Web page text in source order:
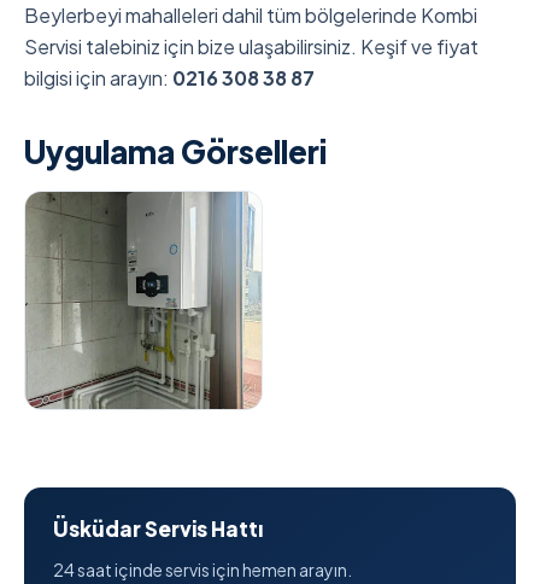
Beylerbeyi mahalleleri dahil tüm bölgelerinde Kombi
Servisi talebiniz için bize ulaşabilirsiniz. Keşif ve fiyat
bilgisi için arayın: 0216 308 38 87
Uygulama Görselleri
Üsküdar Servis Hattı
24 saat içinde servis için hemen arayın.